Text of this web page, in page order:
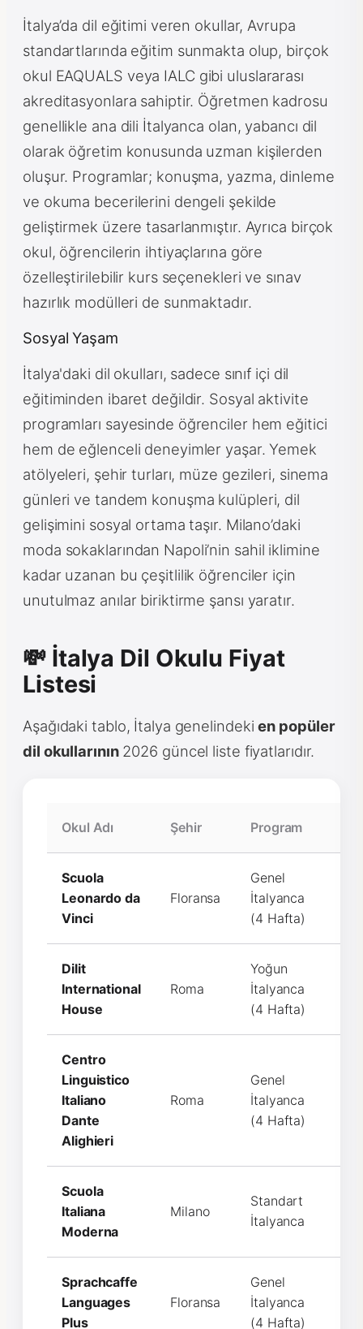
İtalya’da dil eğitimi veren okullar, Avrupa
standartlarında eğitim sunmakta olup, birçok
okul EAQUALS veya IALC gibi uluslararası
akreditasyonlara sahiptir. Öğretmen kadrosu
genellikle ana dili İtalyanca olan, yabancı dil
olarak öğretim konusunda uzman kişilerden
oluşur. Programlar; konuşma, yazma, dinleme
ve okuma becerilerini dengeli şekilde
geliştirmek üzere tasarlanmıştır. Ayrıca birçok
okul, öğrencilerin ihtiyaçlarına göre
özelleştirilebilir kurs seçenekleri ve sınav
hazırlık modülleri de sunmaktadır.
Sosyal Yaşam
İtalya'daki dil okulları, sadece sınıf içi dil
eğitiminden ibaret değildir. Sosyal aktivite
programları sayesinde öğrenciler hem eğitici
hem de eğlenceli deneyimler yaşar. Yemek
atölyeleri, şehir turları, müze gezileri, sinema
günleri ve tandem konuşma kulüpleri, dil
gelişimini sosyal ortama taşır. Milano’daki
moda sokaklarından Napoli’nin sahil iklimine
kadar uzanan bu çeşitlilik öğrenciler için
unutulmaz anılar biriktirme şansı yaratır.
💸 İtalya Dil Okulu Fiyat
Listesi
Aşağıdaki tablo, İtalya genelindekien popüler
dil okullarının2026 güncel liste fiyatlarıdır.
Okul Adı Şehir Program
Scuola
Leonardo da
Vinci
Floransa
Genel
İtalyanca
(4 Hafta)
Dilit
International
House
Roma
Yoğun
İtalyanca
(4 Hafta)
Centro
Linguistico
Italiano
Dante
Alighieri
Roma
Genel
İtalyanca
(4 Hafta)
Scuola
Italiana
Moderna
Milano
Standart
İtalyanca
Sprachcaffe
Languages
Plus
Floransa
Genel
İtalyanca
(4 Hafta)